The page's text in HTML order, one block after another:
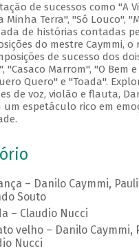
de sucessos como "A
Minha Terra", "Só Louco",
de histórias contadas
do mestre Caymmi,
de sucesso dos
"Casaco Marrom", "O Bem
Quero" e "Toada".
de voz, violão e flauta,
um espetáculo rico em
– Danilo Caymmi,
Souto
– Claudio Nucci
velho – Danilo Caymmi,
Nucci